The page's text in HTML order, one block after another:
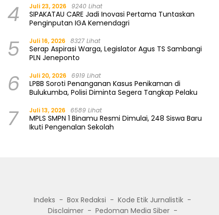
4 Juli 23, 2026 9240 Lihat
SIPAKATAU CARE Jadi Inovasi Pertama Tuntaskan
Penginputan IGA Kemendagri
5 Juli 16, 2026 8327 Lihat
Serap Aspirasi Warga, Legislator Agus TS Sambangi
PLN Jeneponto
6 Juli 20, 2026 6919 Lihat
LPBB Soroti Penanganan Kasus Penikaman di
Bulukumba, Polisi Diminta Segera Tangkap Pelaku
7 Juli 13, 2026 6589 Lihat
MPLS SMPN 1 Binamu Resmi Dimulai, 248 Siswa Baru
Ikuti Pengenalan Sekolah
Indeks Box Redaksi
Kode Etik Jurnalistik
Disclaimer
Pedoman Media Siber